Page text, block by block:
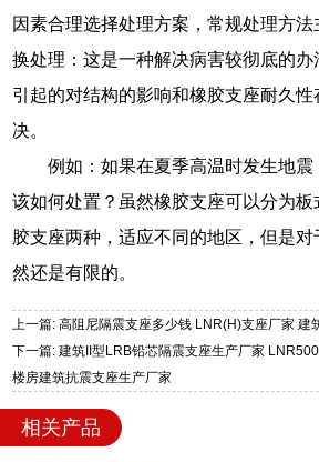
因素合理选择处理方案，常规处理方
换处理：这是一种解决病害较彻底的
引起的对结构的影响和橡胶支座耐久
决。
例如：如果在夏季高温时发生地震
该如何处置？虽然橡胶支座可以分为
胶支座两种，适应不同的地区，但是
然还是有限的。
上一篇: 高阻尼隔震支座多少钱 LNR(H)支座厂家 建
下一篇: 建筑II型LRB铅芯隔震支座生产厂家
楼房建筑抗震支座生产厂家
相关产品